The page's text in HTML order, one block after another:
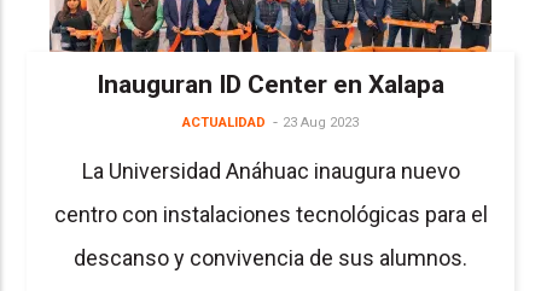
Inauguran ID Center en Xalapa
ACTUALIDAD 23 Aug 2023
La Universidad Anáhuac inaugura nuevo
centro con instalaciones tecnológicas para el
descanso y convivencia de sus alumnos.